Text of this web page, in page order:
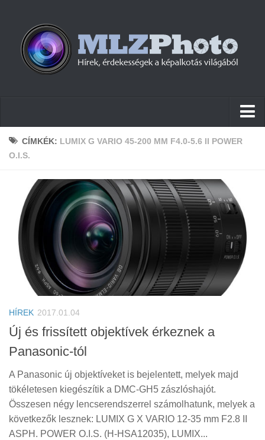
Hírek
Pletykák
Cikkek
Szoftver
Firmware
Tudástár
Tanácsok
Érdekességek
Helyszíni Riport
E-BB
CÍMKÉK: LUMIX G VARIO 45-200 MM F4.0-5.6 II POWER
O.I.S.
HÍREK 2017.01.04
Új és frissített objektívek érkeznek a
Panasonic-tól
A Panasonic új objektíveket is bejelentett, melyek majd
tökéletesen kiegészítik a DMC-GH5 zászlóshajót.
Összesen négy lencserendszerrel számolhatunk, melyek a
következők lesznek: LUMIX G X VARIO 12-35 mm F2.8 II
ASPH. POWER O.I.S. (H-HSA12035), LUMIX...